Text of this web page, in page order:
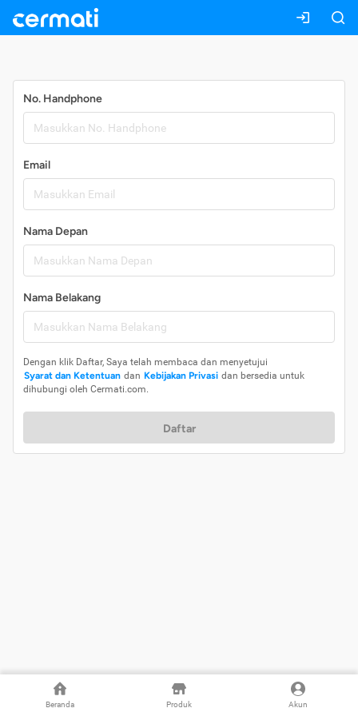
Beranda Produk Akun
No. Handphone
Email
Nama Depan
Nama Belakang
Dengan klik Daftar, Saya telah membaca dan menyetujui
Syarat dan Ketentuan dan Kebijakan Privasi dan bersedia untuk
dihubungi oleh Cermati.com.
Daftar